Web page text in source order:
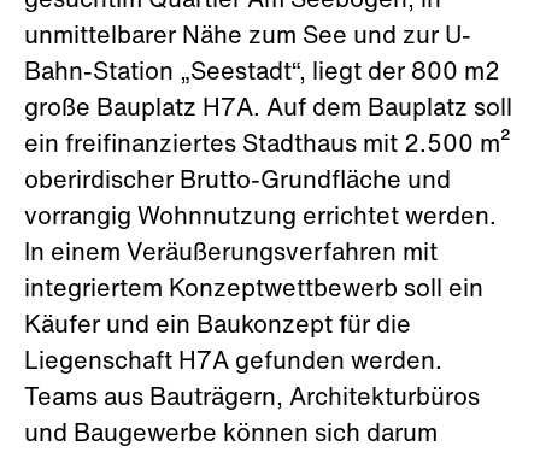
unmittelbarer Nähe zum See und zur U-
Bahn-Station „Seestadt“, liegt der 800 m2
große Bauplatz H7A. Auf dem Bauplatz soll
ein freifinanziertes Stadthaus mit 2.500 m²
oberirdischer Brutto-Grundfläche und
vorrangig Wohnnutzung errichtet werden.
In einem Veräußerungsverfahren mit
integriertem Konzeptwettbewerb soll ein
Käufer und ein Baukonzept für die
Liegenschaft H7A gefunden werden.
Teams aus Bauträgern, Architekturbüros
und Baugewerbe können sich darum